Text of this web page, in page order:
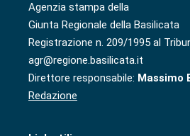
Agenzia stampa della
Giunta Regionale della Basilicata
Registrazione n. 209/1995 al
agr@regione.basilicata.it
Direttore responsabile: Massimo
Redazione